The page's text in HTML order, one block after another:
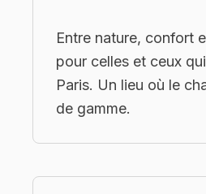
Entre nature, confort
pour celles et ceux
Paris. Un lieu où le
de gamme.